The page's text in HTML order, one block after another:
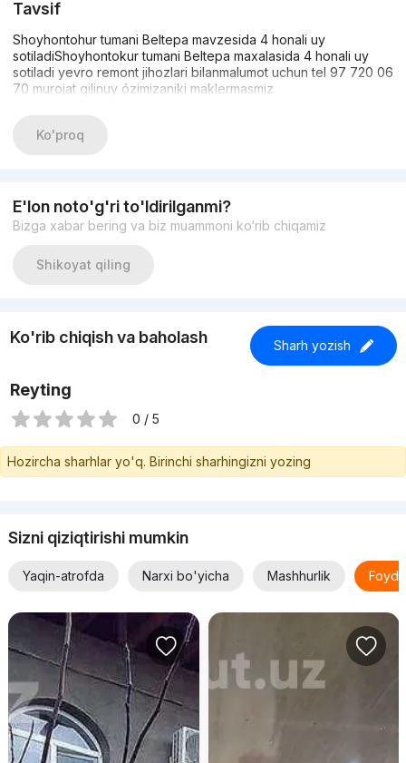
Tavsif
Shoyhontohur tumani Beltepa mavzesida 4 honali uy
sotiladiShoyhontokur tumani Beltepa maxalasida 4 honali uy
sotiladi yevro remont jihozlari bilanmalumot uchun tel 97 720 06
70 murojat qilinuy ózimizaniki maklermasmiz
Ko'proq
E'lon noto'g'ri to'ldirilganmi?
Bizga xabar bering va biz muammoni ko‘rib chiqamiz
Shikoyat qiling
Ko'rib chiqish va baholash Sharh yozish
Reyting
0 / 5
Hozircha sharhlar yo'q. Birinchi sharhingizni yozing
Sizni qiziqtirishi mumkin
Yaqin-atrofda Narxi bo'yicha Mashhurlik